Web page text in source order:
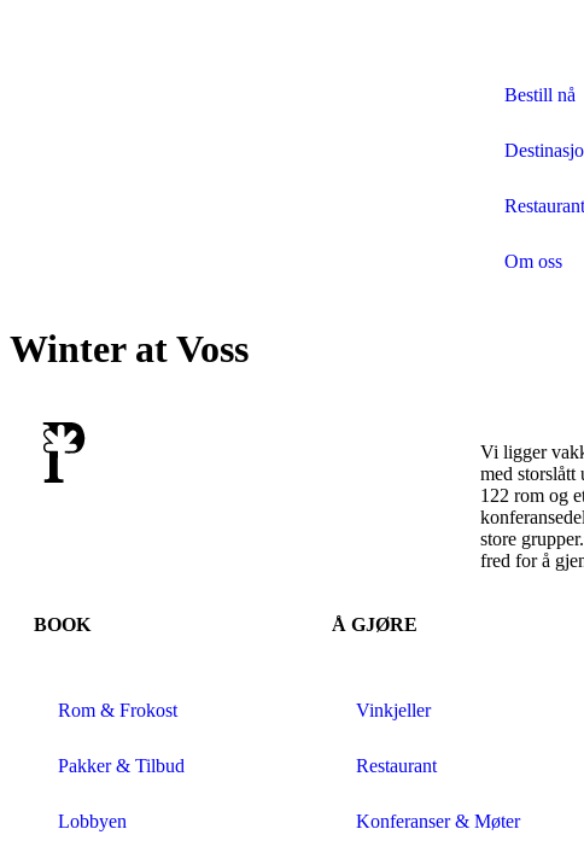
Bestill nå
Restaurant
Om oss
Winter at Voss
Vi ligger
med
122 rom og
store
fred for å
BOOK
Rom & Frokost
Pakker & Tilbud
Lobbyen
Å GJØRE
Vinkjeller
Restaurant
Konferanser & Møter